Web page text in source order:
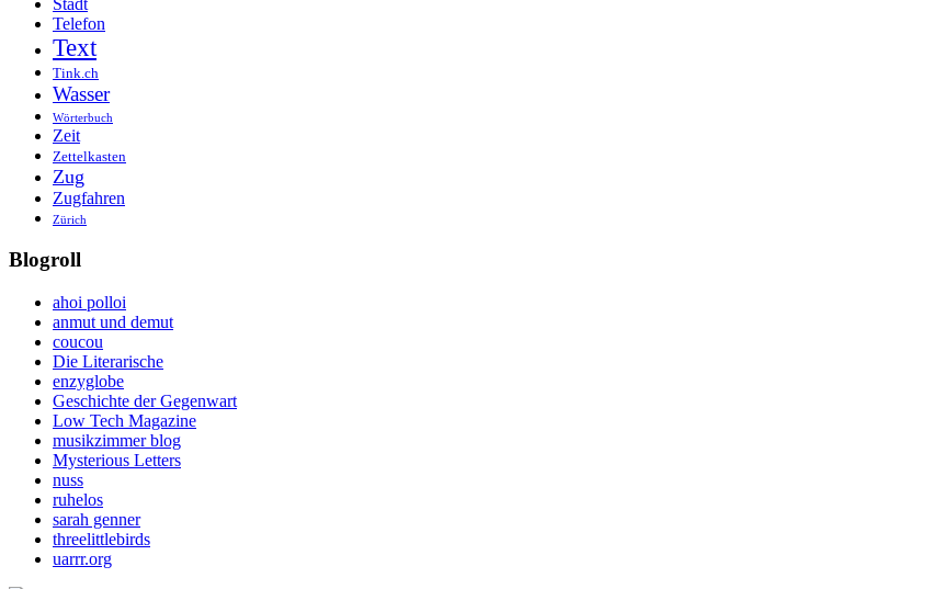
Telefon
Text
Tink.ch
Wasser
Wörterbuch
Zeit
Zettelkasten
Zug
Zugfahren
Zürich
Blogroll
ahoi polloi
anmut und demut
coucou
Die Literarische
enzyglobe
Geschichte der Gegenwart
Low Tech Magazine
musikzimmer blog
Mysterious Letters
nuss
ruhelos
sarah genner
threelittlebirds
uarrr.org